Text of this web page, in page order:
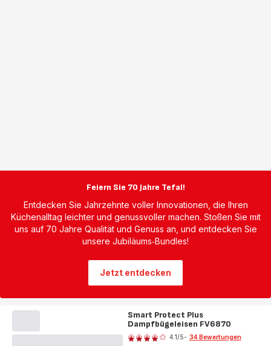
Feiern Sie 70 Jahre Tefal!
Entdecken Sie Jahrzehnte voller Innovationen, die Ihren
Küchenalltag leichter und genussvoller machen. Stoßen Sie mit
uns auf 70 Jahre Qualität und Genuss an, und entdecken Sie
unsere Jubiläums‑Bundles!
Jetzt entdecken
Smart Protect Plus
Dampfbügeleisen FV6870
Bewertung
4.1/5- 34 Bewertungen